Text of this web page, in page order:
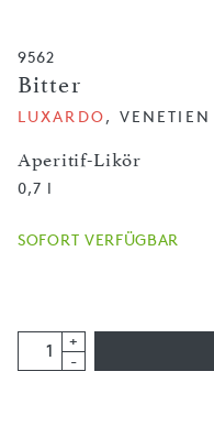
9562
Bitter
Aperitif-Likör
LUXARDO, VENETIEN
0,7 l
SOFORT VERFÜGBAR
+
-